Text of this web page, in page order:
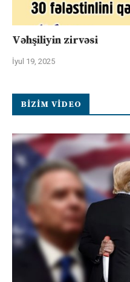
Vəhşiliyin zirvəsi
İyul 19, 2025
BIZIM VIDEO